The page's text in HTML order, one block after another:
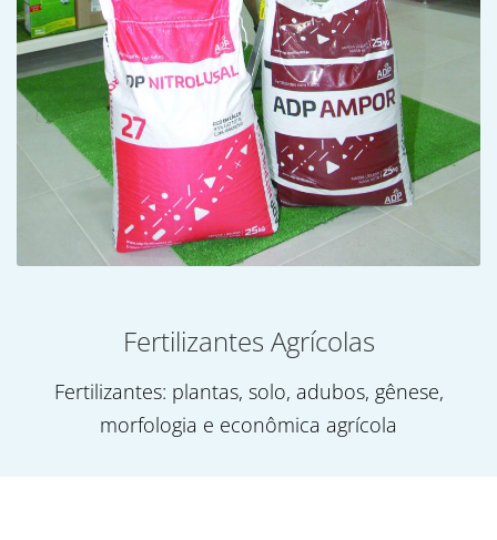
Fertilizantes Agrícolas
Fertilizantes: plantas, solo, adubos, gênese,
morfologia e econômica agrícola